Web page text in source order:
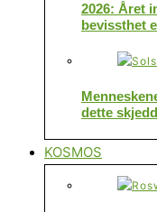
2026: Året
bevissthet
dette
KOSMOS